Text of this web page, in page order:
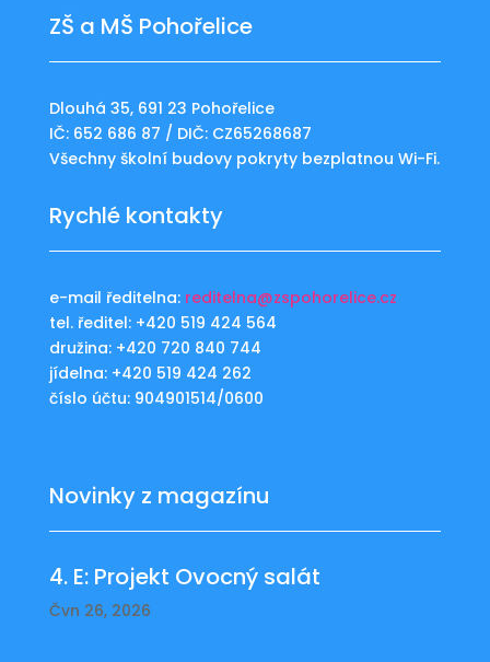
ZŠ a MŠ Pohořelice
Dlouhá 35, 691 23 Pohořelice
IČ: 652 686 87 / DIČ: CZ65268687
Všechny školní budovy pokryty bezplatnou Wi-Fi.
Rychlé kontakty
e-mail ředitelna: reditelna@zspohorelice.cz
tel. ředitel: +420 519 424 564
družina: +420 720 840 744
jídelna: +420 519 424 262
číslo účtu: 904901514/0600
Novinky z magazínu
4. E: Projekt Ovocný salát
Čvn 26, 2026